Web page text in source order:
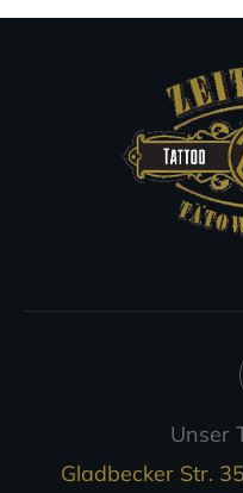
Unser
Gladbecker Str.